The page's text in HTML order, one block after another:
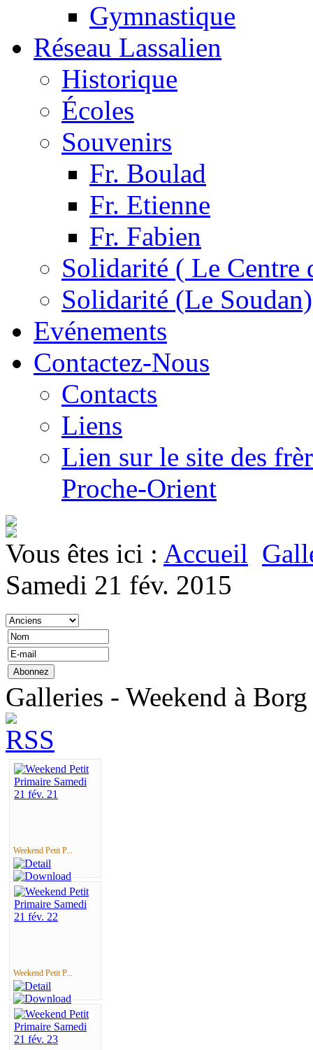
Gymnastique
Réseau Lassalien
Historique
Écoles
Souvenirs
Fr. Boulad
Fr. Etienne
Fr. Fabien
Solidarité ( Le Centre
Solidarité (Le Soudan)
Evénements
Contactez-Nous
Contacts
Liens
Lien sur le site des
Proche-Orient
Vous êtes ici : Accueil
Samedi 21 fév. 2015
Galleries - Weekend à
Weekend Petit P...
Weekend Petit P...